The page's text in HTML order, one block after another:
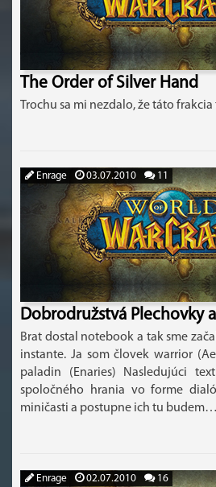
The Order of Silver Hand
Trochu sa mi nezdalo, že táto frakcia
Enrage 03.07.2010 11
Dobrodružstvá Plechovky
Brat dostal notebook a tak sme
instante. Ja som človek warrior
paladin (Enaries) Nasledujúci
spoločného hrania vo forme
miničasti a postupne ich tu budem…
Enrage 02.07.2010 16